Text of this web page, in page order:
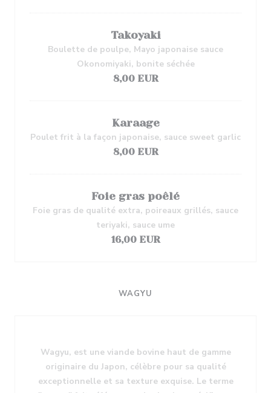
Takoyaki
Boulette de poulpe, Mayo japonaise sauce
Okonomiyaki, bonite séchée
8,00 EUR
Karaage
Poulet frit à la façon japonaise, sauce sweet garlic
8,00 EUR
Foie gras poêlé
Foie gras de qualité extra, poireaux grillés, sauce
teriyaki, sauce ume
16,00 EUR
WAGYU
Wagyu, est une viande bovine haut de gamme
originaire du Japon, célèbre pour sa qualité
exceptionnelle et sa texture exquise. Le terme